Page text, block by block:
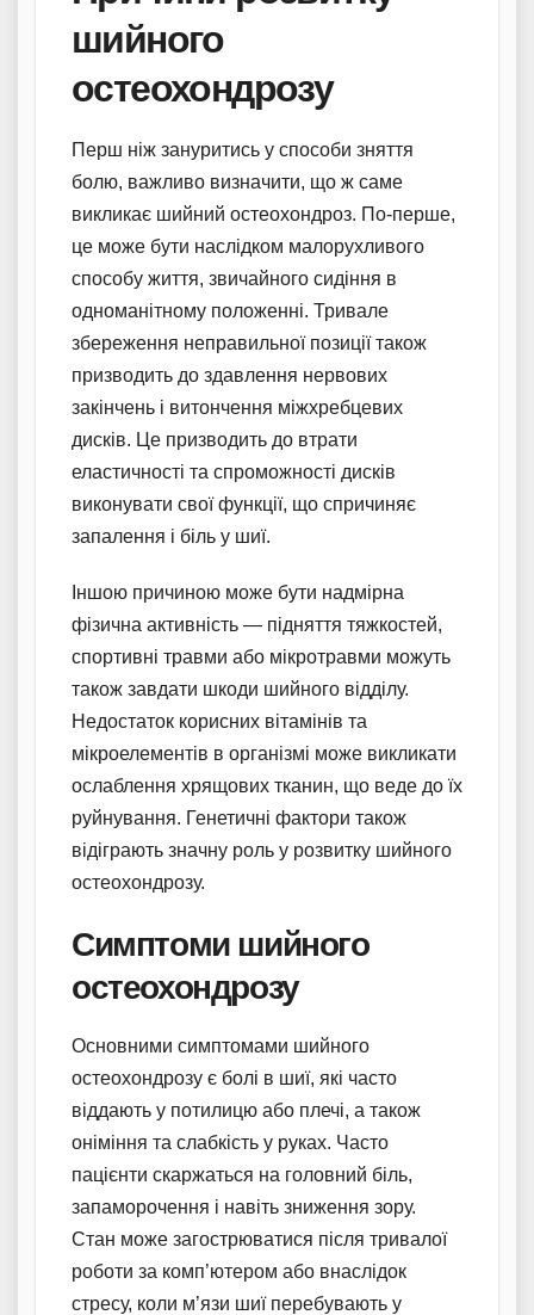
шийного
остеохондрозу
Перш ніж зануритись у способи зняття
болю, важливо визначити, що ж саме
викликає шийний остеохондроз. По-перше,
це може бути наслідком малорухливого
способу життя, звичайного сидіння в
одноманітному положенні. Тривале
збереження неправильної позиції також
призводить до здавлення нервових
закінчень і витончення міжхребцевих
дисків. Це призводить до втрати
еластичності та спроможності дисків
виконувати свої функції, що спричиняє
запалення і біль у шиї.
Іншою причиною може бути надмірна
фізична активність — підняття тяжкостей,
спортивні травми або мікротравми можуть
також завдати шкоди шийного відділу.
Недостаток корисних вітамінів та
мікроелементів в організмі може викликати
ослаблення хрящових тканин, що веде до їх
руйнування. Генетичні фактори також
відіграють значну роль у розвитку шийного
остеохондрозу.
Симптоми шийного
остеохондрозу
Основними симптомами шийного
остеохондрозу є болі в шиї, які часто
віддають у потилицю або плечі, а також
оніміння та слабкість у руках. Часто
пацієнти скаржаться на головний біль,
запаморочення і навіть зниження зору.
Стан може загострюватися після тривалої
роботи за комп’ютером або внаслідок
стресу, коли м’язи шиї перебувають у